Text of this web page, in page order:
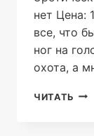
нет Цена:
все, что
ног на
охота, а
ЧИТАТЬ БЕЗ